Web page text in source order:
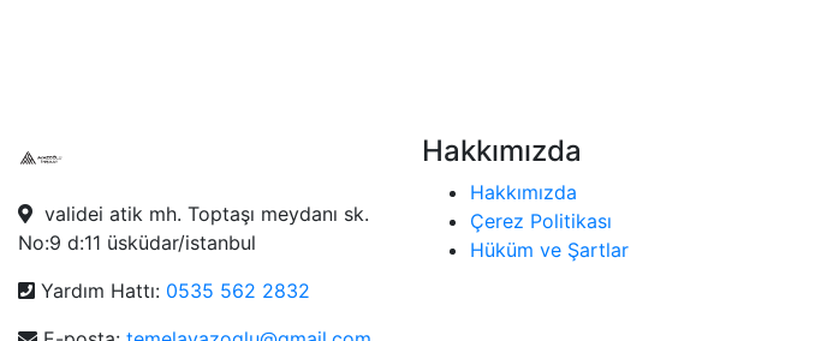
validei atik mh. Toptaşı meydanı sk.
No:9 d:11 üsküdar/istanbul
Yardım Hattı: 0535 562 2832
Hakkımızda
Hakkımızda
Çerez Politikası
Hüküm ve Şartlar